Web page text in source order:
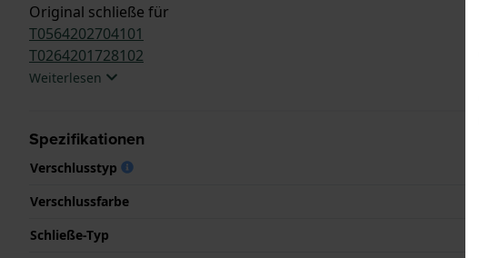
Original schließe für
T0564202704101
T0264201728102
Weiterlesen
Spezifikationen
Verschlusstyp
Verschlussfarbe
Schließe-Typ